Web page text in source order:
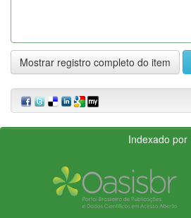
Mostrar registro completo do item
Indexado por